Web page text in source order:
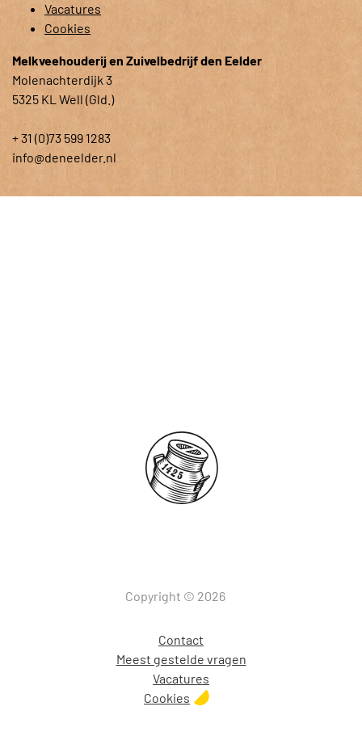
Vacatures
Cookies
Melkveehouderij en Zuivelbedrijf den Eelder
Molenachterdijk 3
5325 KL Well (Gld.)
+ 31 (0)73 599 1283
info@deneelder.nl
Copyright © 2026
Contact
Meest gestelde vragen
Vacatures
Cookies